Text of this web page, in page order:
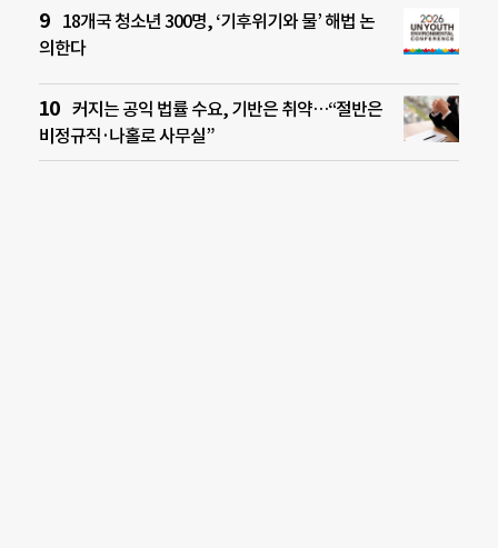
18개국 청소년 300명, ‘기후위기와 물’ 해법 논
의한다
커지는 공익 법률 수요, 기반은 취약…“절반은
비정규직·나홀로 사무실”